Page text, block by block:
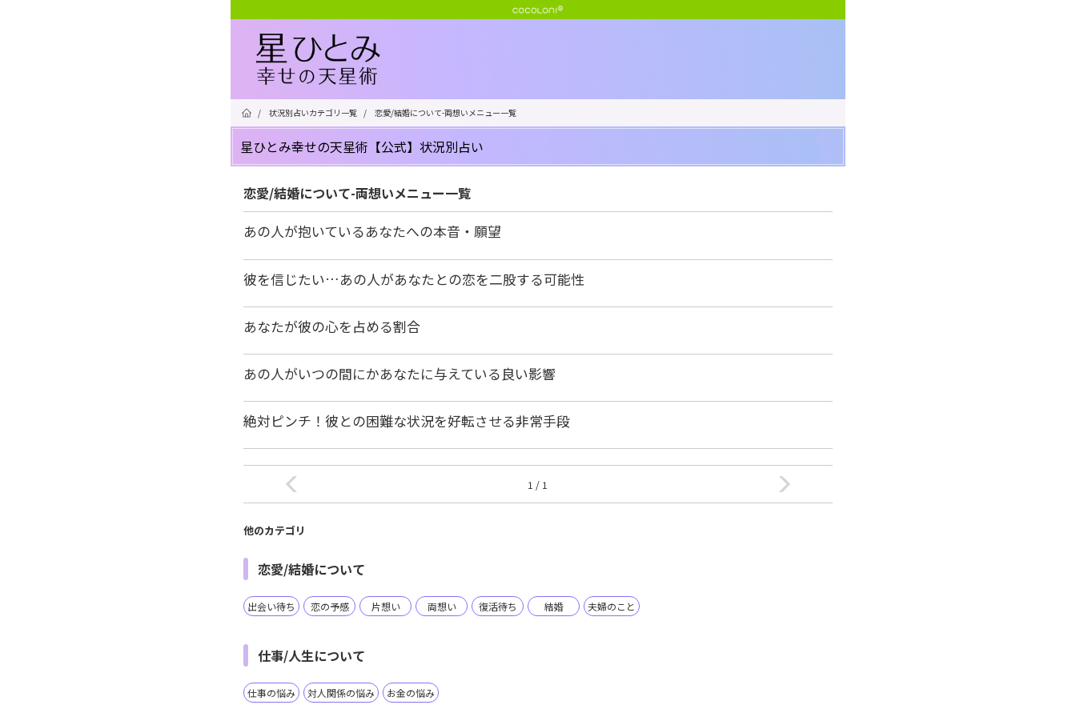
/ 状況別占いカテゴリ一覧 / 恋愛/結婚について-両想いメニュー一覧
星ひとみ幸せの天星術【公式】状況別占い
恋愛/結婚について-両想いメニュー一覧
あの人が抱いているあなたへの本音・願望
彼を信じたい…あの人があなたとの恋を二股する可能性
あなたが彼の心を占める割合
あの人がいつの間にかあなたに与えている良い影響
絶対ピンチ！彼との困難な状況を好転させる非常手段
1 / 1
他のカテゴリ
恋愛/結婚について
出会い待ち 恋の予感 片想い 両想い 復活待ち 結婚 夫婦のこと
仕事/人生について
仕事の悩み 対人関係の悩み お金の悩み